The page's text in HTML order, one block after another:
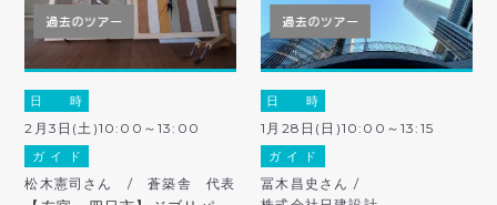
日 時
2月3日(土)10:00～13:00
ガ イ ド
松木憲司さん / 蒼築舎 代表
日 時
1月28日(日)10:00～13:15
ガ イ ド
冨木昌史さん /